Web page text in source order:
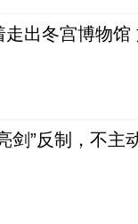
出冬宫博物馆
剑”反制，不主